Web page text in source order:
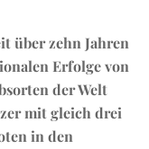
über zehn Jahren
Erfolge von
der Welt
mit gleich drei
in den